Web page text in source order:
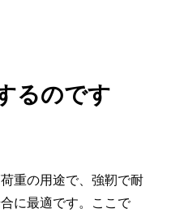
るのです
重の用途で、強靭で耐
に最適です。ここで